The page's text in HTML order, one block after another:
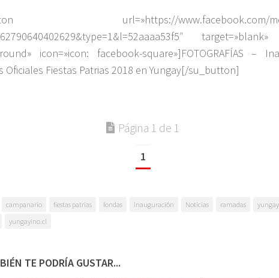
url=»https://www.facebook.com/
icon=»icon: facebook-square»]FOTOGRAFÍAS –
Oficiales Fiestas Patrias 2018 en Yungay[/su_button]
Página 1 de 1
1
campanario fiestas patrias fondas inauguración Noticias ramadas
yungay
yungayino.cl
TE PODRÍA GUSTAR...